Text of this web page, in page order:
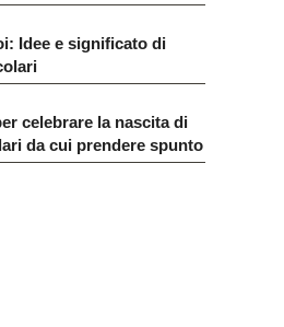
Idee e significato di
celebrare la nascita di
da cui prendere spunto